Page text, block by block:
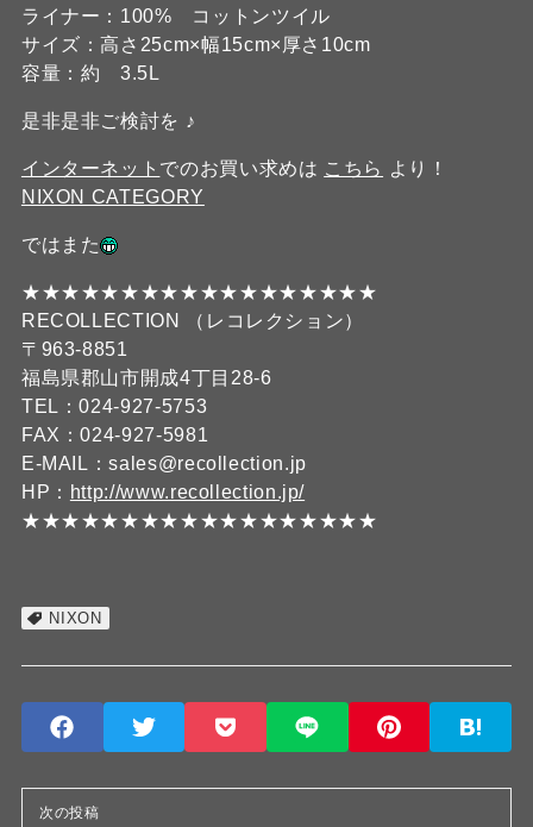
ライナー：100% コットンツイル
サイズ：高さ25cm×幅15cm×厚さ10cm
容量：約 3.5L
是非是非ご検討を ♪
インターネット でのお買い求めは こちら より！
NIXON CATEGORY
ではまた
★★★★★★★★★★★★★★★★★★
RECOLLECTION （レコレクション）
〒963-8851
福島県郡山市開成4丁目28-6
TEL：024-927-5753
FAX：024-927-5981
E-MAIL：sales@recollection.jp
HP： http://www.recollection.jp/
★★★★★★★★★★★★★★★★★★
NIXON
次の投稿